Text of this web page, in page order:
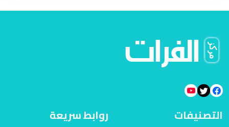
التصنيفات روابط سريعة